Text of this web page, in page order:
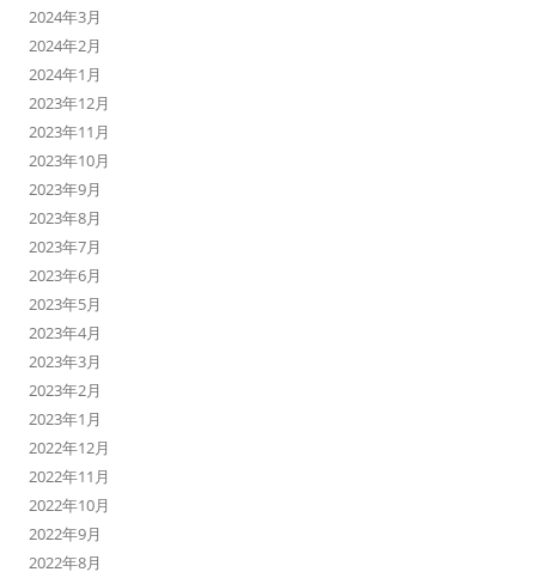
2024年3月
2024年2月
2024年1月
2023年12月
2023年11月
2023年10月
2023年9月
2023年8月
2023年7月
2023年6月
2023年5月
2023年4月
2023年3月
2023年2月
2023年1月
2022年12月
2022年11月
2022年10月
2022年9月
2022年8月